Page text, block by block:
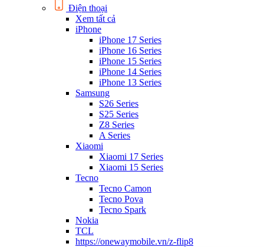
Điện thoại
Xem tất cả
iPhone
iPhone 17 Series
iPhone 16 Series
iPhone 15 Series
iPhone 14 Series
iPhone 13 Series
Samsung
S26 Series
S25 Series
Z8 Series
A Series
Xiaomi
Xiaomi 17 Series
Xiaomi 15 Series
Tecno
Tecno Camon
Tecno Pova
Tecno Spark
Nokia
TCL
https://onewaymobile.vn/z-flip8